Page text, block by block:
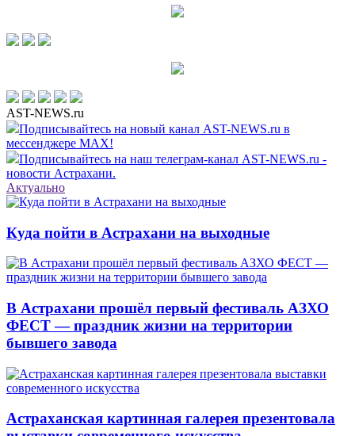
AST-NEWS.ru
Подписывайтесь на новый канал AST-NEWS.ru в
мессенджере MAX!
Подписывайтесь на наш телеграм-канал AST-NEWS.ru -
новости Астрахани.
Актуально
Куда пойти в Астрахани на выходные
В Астрахани прошёл первый фестиваль АЗХО
ФЕСТ — праздник жизни на территории
бывшего завода
Астраханская картинная галерея презентовала